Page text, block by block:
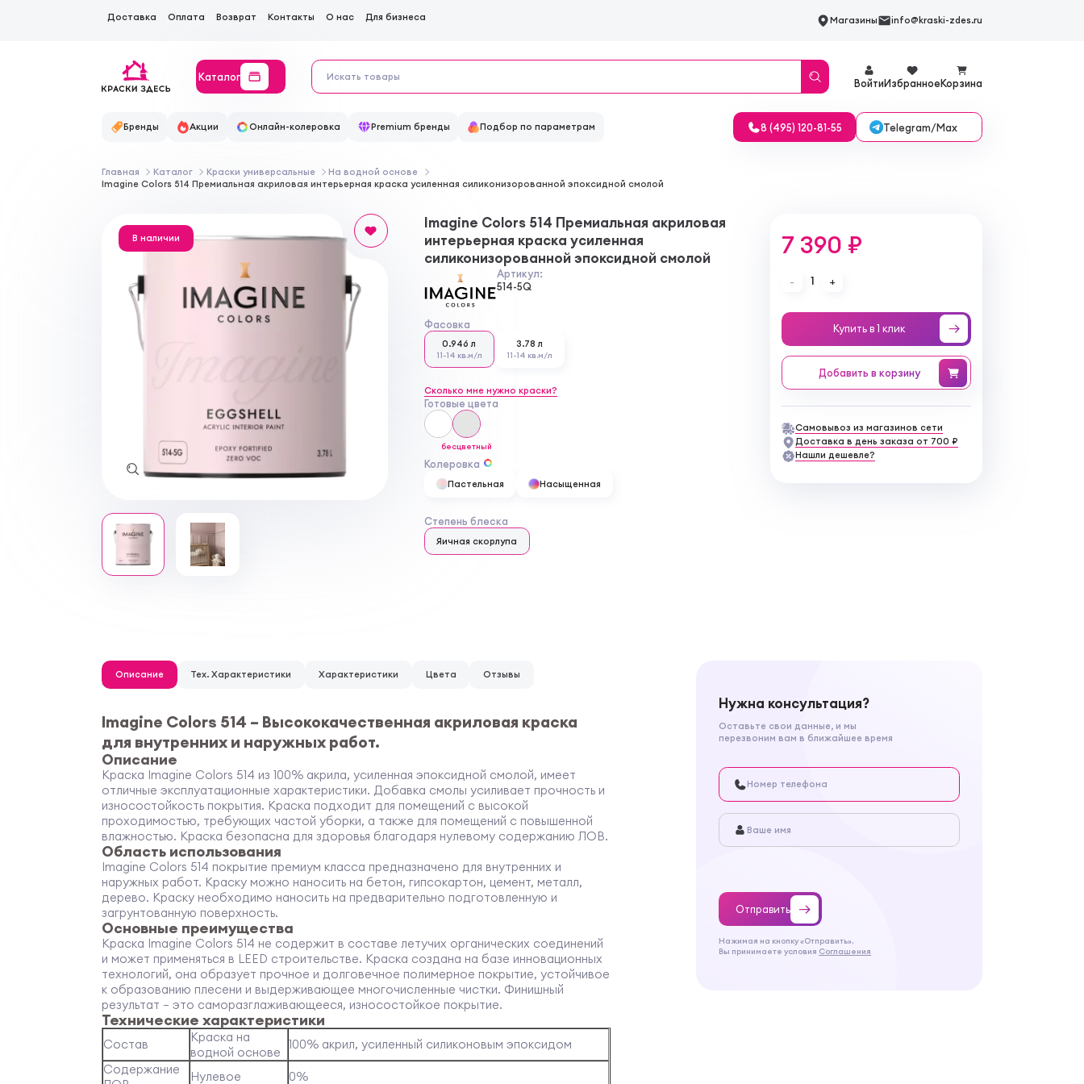
Доставка Оплата Возврат Контакты О нас Для бизнеса Магазины info@kraski-zdes.ru
Каталог
ВойтиИзбранноеКорзина
Бренды Акции Онлайн-колеровка Premium бренды Подбор по параметрам 8 (495) 120-81-55 Telegram/Max
Главная Каталог Краски универсальные
На водной основе
Imagine Colors 514 Премиальная акриловая интерьерная краска усиленная силиконизорованной эпоксидной смолой
В наличии
Imagine Colors 514 Премиальная акриловая
интерьерная краска усиленная
силиконизорованной эпоксидной смолой
Артикул:
514-5Q
Фасовка
0.946 л
11-14 кв.м/л
3.78 л
11-14 кв.м/л
Сколько мне нужно краски?
Готовые цвета
бесцветный
Колеровка
Пастельная Насыщенная
Степень блеска
Яичная скорлупа
7 390 ₽
- 1 +
Купить в 1 клик
Добавить в корзину
Самовывоз из магазинов сети
Доставка в день заказа от 700 ₽
Нашли дешевле?
Описание Тех. Характеристики Характеристики Цвета Отзывы
Imagine Colors 514 – Высококачественная акриловая краска
для внутренних и наружных работ.
Описание
Краска Imagine Colors 514 из 100% акрила, усиленная эпоксидной смолой, имеет
отличные эксплуатационные характеристики. Добавка смолы усиливает прочность и
износостойкость покрытия. Краска подходит для помещений с высокой
проходимостью, требующих частой уборки, а также для помещений с повышенной
влажностью. Краска безопасна для здоровья благодаря нулевому содержанию ЛОВ.
Область использования
Imagine Colors 514 покрытие премиум класса предназначено для внутренних и
наружных работ. Краску можно наносить на бетон, гипсокартон, цемент, металл,
дерево. Краску необходимо наносить на предварительно подготовленную и
загрунтованную поверхность.
Основные преимущества
Краска Imagine Colors 514 не содержит в составе летучих органических соединений
и может применяться в LEED строительстве. Краска создана на базе инновационных
технологий, она образует прочное и долговечное полимерное покрытие, устойчивое
к образованию плесени и выдерживающее многочисленные чистки. Финишный
результат – это саморазглаживающееся, износостойкое покрытие.
Технические характеристики
Состав
Краска на
водной основе
100% акрил, усиленный силиконовым эпоксидом
Содержание
Нулевое
0%
Нужна консультация?
Оставьте свои данные, и мы
перезвоним вам в ближайшее время
Отправить
Нажимая на кнопку «Отправить»,
Вы принимаете условия Соглашения